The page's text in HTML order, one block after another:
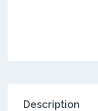
Description